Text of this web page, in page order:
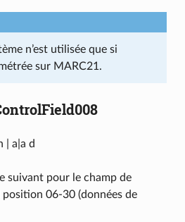
n’est utilisée que si
sur MARC21.
| a|a d
suivant pour le champ de
06-30 (données de